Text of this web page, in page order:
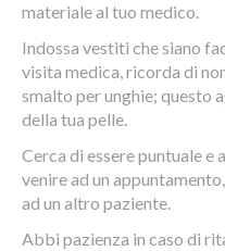
materiale al tuo medico.
Indossa vestiti che siano
visita medica, ricorda di
smalto per unghie; questo
della tua pelle.
Cerca di essere puntuale
venire ad un
ad un altro paziente.
Abbi pazienza in caso di